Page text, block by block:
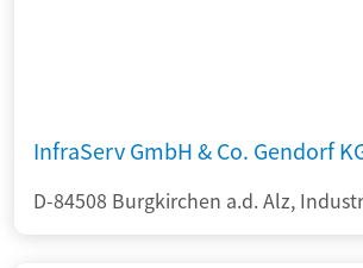
InfraServ GmbH & Co. Gendorf
D-84508 Burgkirchen a.d. Alz,